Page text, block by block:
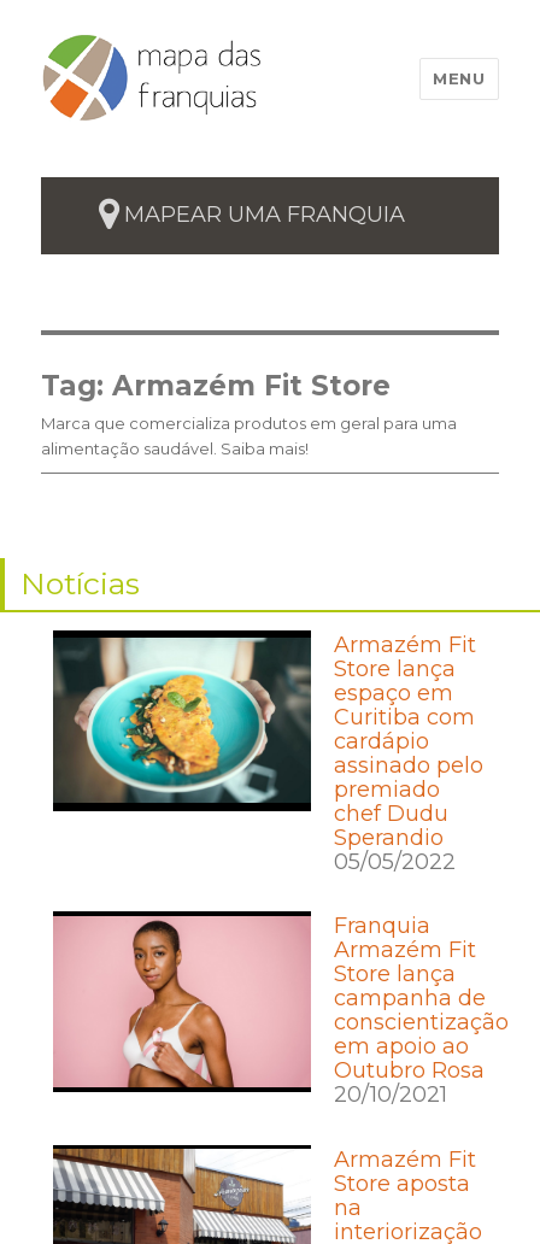
MENU
MAPEAR UMA FRANQUIA
Tag:Armazém Fit Store
Marca que comercializa produtos em geral para uma
alimentação saudável. Saiba mais!
Notícias
Armazém Fit
Store lança
espaço em
Curitiba com
cardápio
assinado pelo
premiado
chef Dudu
Sperandio
05/05/2022
Franquia
Armazém Fit
Store lança
campanha de
conscientização
em apoio ao
Outubro Rosa
20/10/2021
Armazém Fit
Store aposta
na
interiorização